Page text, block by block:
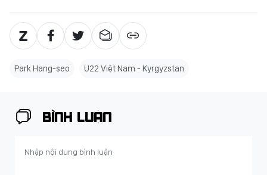
Park Hang-seo U22 Việt Nam - Kyrgyzstan
BÌNH LUẬN